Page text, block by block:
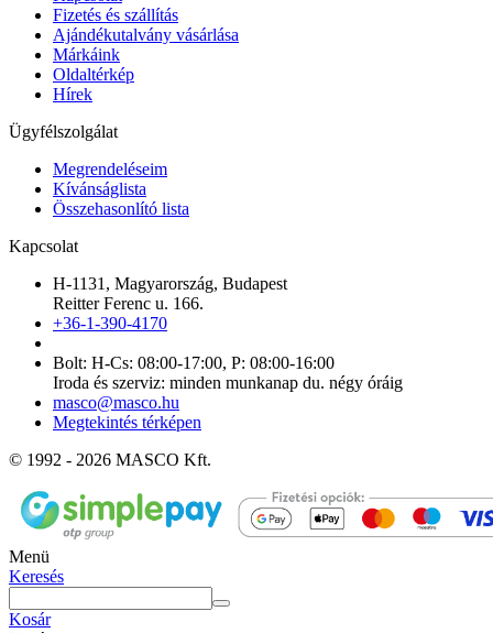
Fizetés és szállítás
Ajándékutalvány vásárlása
Márkáink
Oldaltérkép
Hírek
Ügyfélszolgálat
Megrendeléseim
Kívánságlista
Összehasonlító lista
Kapcsolat
H-1131, Magyarország, Budapest
Reitter Ferenc u. 166.
+36-1-390-4170
Bolt: H-Cs: 08:00-17:00, P: 08:00-16:00
Iroda és szerviz: minden munkanap du. négy óráig
masco@masco.hu
Megtekintés térképen
© 1992 - 2026 MASCO Kft.
Menü
Keresés
Kosár